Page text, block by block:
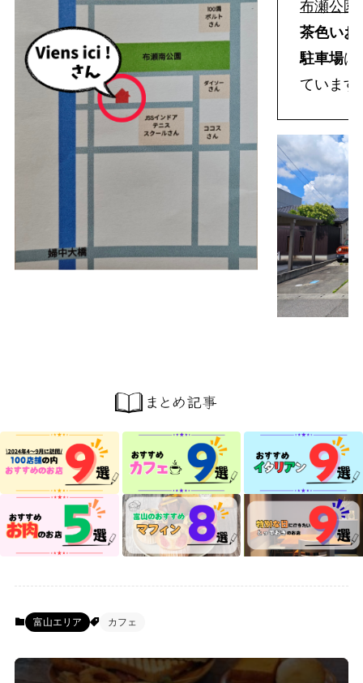
布瀬公園
茶色いお
駐車場は
ています
富山エリア カフェ